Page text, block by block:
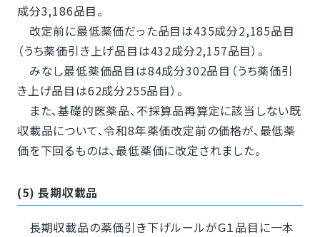
成分3,186品目。
改定前に最低薬価だった品目は435成分2,185品目
（うち薬価引き上げ品目は432成分2,157品目）。
みなし最低薬価品目は84成分302品目（うち薬価引
き上げ品目は62成分255品目）。
また、基礎的医薬品、不採算品再算定に該当しない既
収載品について、令和8年薬価改定前の価格が、最低薬
価を下回るものは、最低薬価に改定されました。
(5) 長期収載品
長期収載品の薬価引き下げルールがG１品目に一本